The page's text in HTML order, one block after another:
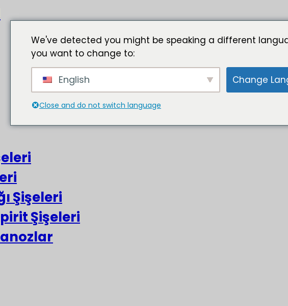
Şişeleri
Şişeleri
We've detected you might be speaking a different
you want to change to:
English Change
Close and do not switch language